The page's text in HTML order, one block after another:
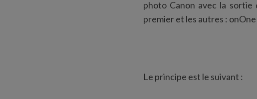
photo Canon avec la sortie
premier et les autres :
Le principe est le suivant :